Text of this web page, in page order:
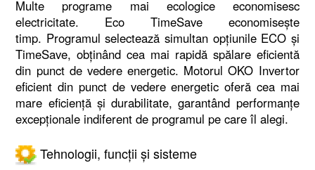
Multe programe mai ecologice economisesc
electricitate. Eco TimeSave economisește
timp. Programul selectează simultan opțiunile ECO și
TimeSave, obținând cea mai rapidă spălare eficientă
din punct de vedere energetic. Motorul OKO Invertor
eficient din punct de vedere energetic oferă cea mai
mare eficiență și durabilitate, garantând performanțe
excepționale indiferent de programul pe care îl alegi.
Tehnologii, funcții și sisteme